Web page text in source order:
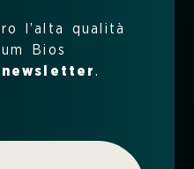
a
l’alta qualità
Bios
.